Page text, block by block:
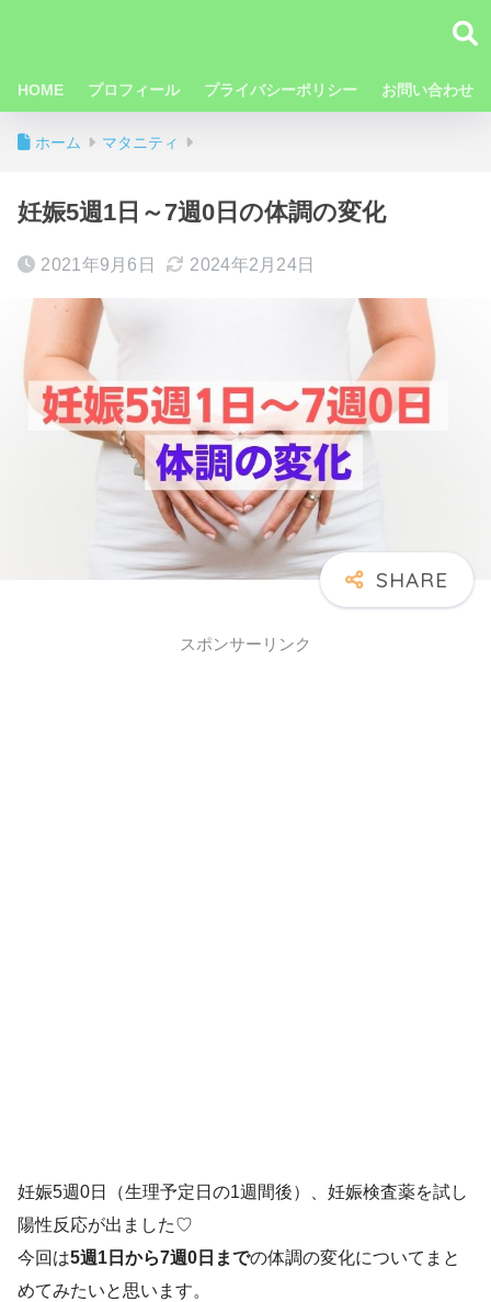
HOME プロフィール プライバシーポリシー お問い合わせ
ホーム マタニティ
妊娠5週1日～7週0日の体調の変化
2021年9月6日 2024年2月24日
スポンサーリンク
妊娠5週0日（生理予定日の1週間後）、妊娠検査薬を試し
陽性反応が出ました♡
今回は5週1日から7週0日までの体調の変化についてまと
めてみたいと思います。